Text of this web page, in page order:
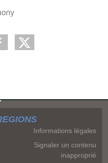
Informations légales
Signaler un contenu
inapproprié